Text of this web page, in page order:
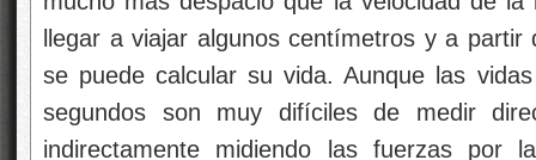
llegar a viajar algunos centímetros y a
se puede calcular su vida. Aunque las vidas
segundos son muy difíciles de medir
indirectamente midiendo las fuerzas por